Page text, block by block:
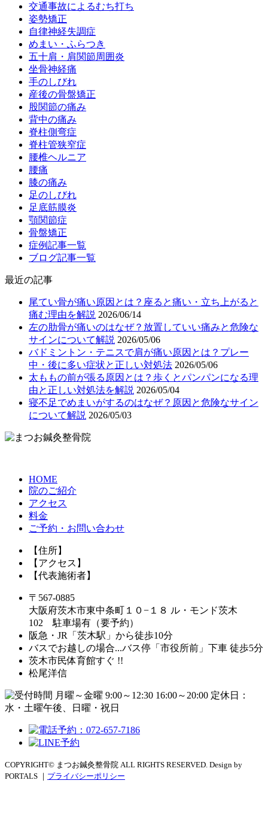
交通事故によるむち打ち
姿勢矯正
自律神経失調症
めまい・ふらつき
五十肩・肩関節周囲炎
坐骨神経痛
手のしびれ
産後の骨盤矯正
股関節の痛み
背中の痛み
脊柱側弯症
脊柱管狭窄症
腰椎ヘルニア
腰痛
膝の痛み
足のしびれ
足底筋膜炎
顎関節症
骨盤矯正
症例記事一覧
ブログ記事一覧
最近の記事
尾てい骨が痛い原因とは？座ると痛い・立ち上がると
痛む理由を解説 2026/06/14
左の肋骨が痛いのはなぜ？放置していい痛みと危険な
サインについて解説 2026/05/06
バドミントン・テニスで肩が痛い原因とは？プレー
中・後に多い症状と正しい対処法 2026/05/06
太ももの前が張る原因とは？歩くとパンパンになる理
由と正しい対処法を解説 2026/05/04
寝不足でめまいがするのはなぜ？原因と危険なサイン
について解説 2026/05/03
HOME
院のご紹介
アクセス
料金
ご予約・お問い合わせ
【住所】
【アクセス】
【代表施術者】
〒567-0885
大阪府茨木市東中条町１０−１８ ル・モンド茨木
102 駐車場有（要予約）
阪急・JR「茨木駅」から徒歩10分
バスでお越しの場合...バス停「市役所前」下車 徒歩5分
茨木市民体育館すぐ !!
松尾洋信
COPYRIGHT© まつお鍼灸整骨院 ALL RIGHTS RESERVED. Design by
PORTALS ｜ プライバシーポリシー